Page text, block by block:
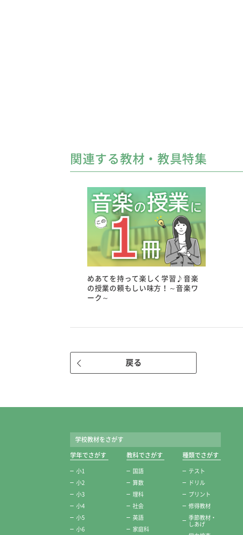
関連する教材・教具特集
めあてを持って楽しく学習♪音楽
の授業の頼もしい味方！～音楽ワ
ーク～
戻る
学校教材をさがす
学年でさがす
小1
小2
小3
小4
小5
小6
教科でさがす
国語
算数
理科
社会
英語
家庭科
種類でさがす
テスト
ドリル
プリント
修得教材
季節教材・
しあげ